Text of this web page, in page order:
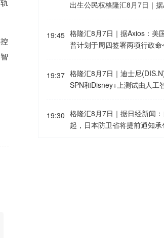
数据中心开发业务的Riley
建设燃气发电厂，还将建设非
池阵列以储存能源。”这些言
供了新的细节。数据中心和
电力需求激增，推动了对新建
首次参与得州能源市场。特斯
Megapack的大型电网级电池
出生公民权格隆汇8月7日｜
签署两项行政令，旨在因商业
游”行业而拒绝给予部分在美出
身份。特朗普还寻求取消部分
并可能在未来将这一措施扩
领土。这是特朗普第二次尝试
士认为，该措施违反美国宪法
案，该修正案保障几乎所有在
19:45 格隆汇8月7日｜据Axios：美
普计划于周四签署两项行政
生的婴儿授予公民身份。
19:37 格隆汇8月7日｜迪士尼
SPN和Disney+上测试由人工
19:30 格隆汇8月7日｜据日经新闻
起，日本防卫省将提前通知